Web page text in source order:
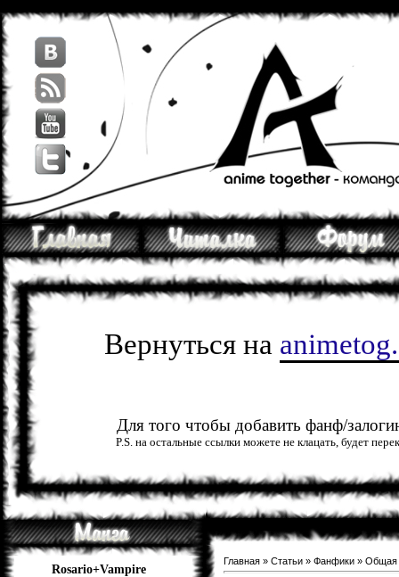
Вернуться на
Для того чтобы добавить фанф/
P.S. на остальные ссылки можете не клацать, будет
Rosario+Vampire
Главная » Статьи » Фанфики » Общая